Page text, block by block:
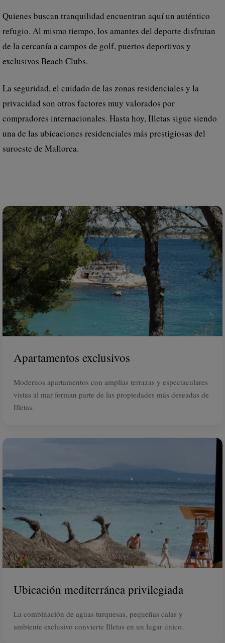
Quienes buscan tranquilidad encuentran aquí un auténtico
refugio. Al mismo tiempo, los amantes del deporte disfrutan
de la cercanía a campos de golf, puertos deportivos y
exclusivos Beach Clubs.
La seguridad, el cuidado de las zonas residenciales y la
privacidad son otros factores muy valorados por
compradores internacionales. Hasta hoy, Illetas sigue siendo
una de las ubicaciones residenciales más prestigiosas del
suroeste de Mallorca.
Apartamentos exclusivos
Modernos apartamentos con amplias terrazas y espectaculares
vistas al mar forman parte de las propiedades más deseadas de
Illetas.
Ubicación mediterránea privilegiada
La combinación de aguas turquesas, pequeñas calas y
ambiente exclusivo convierte Illetas en un lugar único.